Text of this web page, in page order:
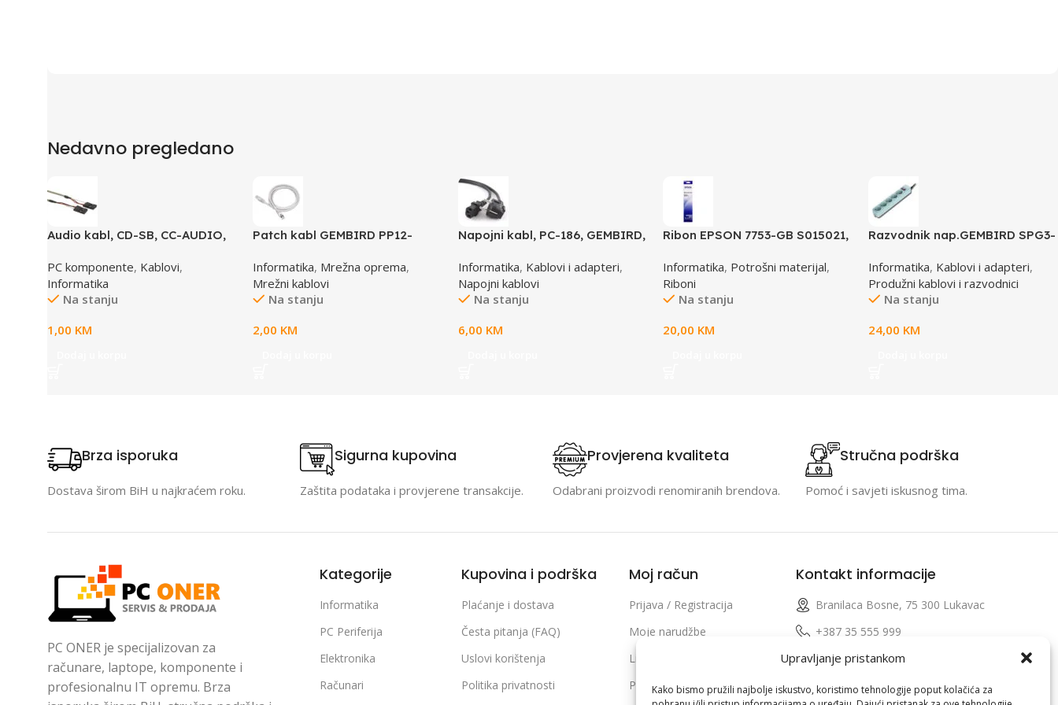
Upravljanje pristankom
Kako bismo pružili najbolje iskustvo, koristimo tehnologije poput kolačića za
Nedavno pregledano
Audio kabl, CD-SB, CC-AUDIO,
PC komponente, Kablovi,
Informatika
Na stanju
1,00 KM
Patch kabl GEMBIRD PP12-
Informatika, Mrežna oprema,
Mrežni kablovi
Na stanju
2,00 KM
Napojni kabl, PC-186, GEMBIRD,
Informatika, Kablovi i adapteri,
Napojni kablovi
Na stanju
6,00 KM
Ribon EPSON 7753-GB S015021,
(A4)S015633
Informatika, Potrošni materijal,
Riboni
Na stanju
20,00 KM
Razvodnik nap.GEMBIRD SPG3-
osigurač, prenaponska zaštita
Informatika, Kablovi i adapteri,
Produžni kablovi i razvodnici
Na stanju
24,00 KM
Brza isporuka
Dostava širom BiH u najkraćem roku.
Sigurna kupovina
Zaštita podataka i provjerene transakcije.
Provjerena kvaliteta
Odabrani proizvodi renomiranih brendova.
Stručna podrška
Pomoć i savjeti iskusnog tima.
PC ONER je specijalizovan za
računare, laptope, komponente i
profesionalnu IT opremu. Brza
Kategorije
Informatika
PC Periferija
Elektronika
Računari
Kupovina i podrška
Plaćanje i dostava
Česta pitanja (FAQ)
Uslovi korištenja
Politika privatnosti
Moj račun
Prijava / Registracija
Moje narudžbe
Lista želja
Poređenje proizvoda
Kontakt informacije
Branilaca Bosne, 75 300 Lukavac
+387 35 555 999
info@pconer.ba
ID: 4210115760008